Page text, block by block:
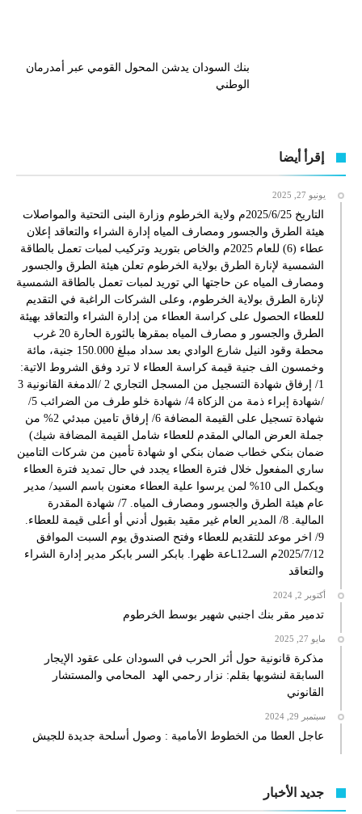
بنك السودان يدشن المحول القومي عبر أمدرمان
الوطني
إقرأ أيضا
يونيو 27, 2025
التاريخ 2025/6/25م ولاية الخرطوم وزارة البنى التحتية والمواصلات
هيئة الطرق والجسور ومصارف المياه إدارة الشراء والتعاقد إعلان
عطاء (6) للعام 2025م والخاص بتوريد وتركيب لمبات تعمل بالطاقة
الشمسية لإنارة الطرق بولاية الخرطوم تعلن هيئة الطرق والجسور
ومصارف المياه عن حاجتها الي توريد لمبات تعمل بالطاقة الشمسية
لإنارة الطرق بولاية الخرطوم، وعلى الشركات الراغبة في التقديم
للعطاء الحصول على كراسة العطاء من إدارة الشراء والتعاقد بهيئة
الطرق والجسور و مصارف المياه بمقرها بالثورة الحارة 20 غرب
محطة وقود النيل شارع الوادي بعد سداد مبلغ 150.000 جنية، مائة
وخمسون الف جنية قيمة كراسة العطاء لا ترد وفق الشروط الاتية:
1/ إرفاق شهادة التسجيل من المسجل التجاري 2 /الدمغة القانونية 3
/شهادة إبراء ذمة من الزكاة 4/ شهادة خلو طرف من الضرائب 5/
شهادة تسجيل على القيمة المضافة 6/ إرفاق تامين مبدئي 2% من
جملة العرض المالي المقدم للعطاء شامل القيمة المضافة شيك)
ضمان بنكي خطاب ضمان بنكي او شهادة تأمين من شركات التامين
ساري المفعول خلال فترة العطاء يجدد في حال تمديد فترة العطاء
ويكمل الى 10% لمن يرسوا علية العطاء معنون باسم السيد/ مدير
عام هيئة الطرق والجسور ومصارف المياه. 7/ شهادة المقدرة
المالية. 8/ المدير العام غير مقيد بقبول أدني أو أعلى قيمة للعطاء.
9/ اخر موعد للتقديم للعطاء وفتح الصندوق يوم السبت الموافق
2025/7/12م السـ12ـاعة ظهرا. بابكر السر بابكر مدير إدارة الشراء
والتعاقد
أكتوبر 2, 2024
تدمير مقر بنك اجنبي شهير بوسط الخرطوم
مايو 27, 2025
مذكرة قانونية حول أثر الحرب في السودان على عقود الإيجار
السابقة لنشوبها بقلم: نزار رحمي الهد المحامي والمستشار
القانوني
سبتمبر 29, 2024
عاجل العطا من الخطوط الأمامية : وصول أسلحة جديدة للجيش
جديد الأخبار